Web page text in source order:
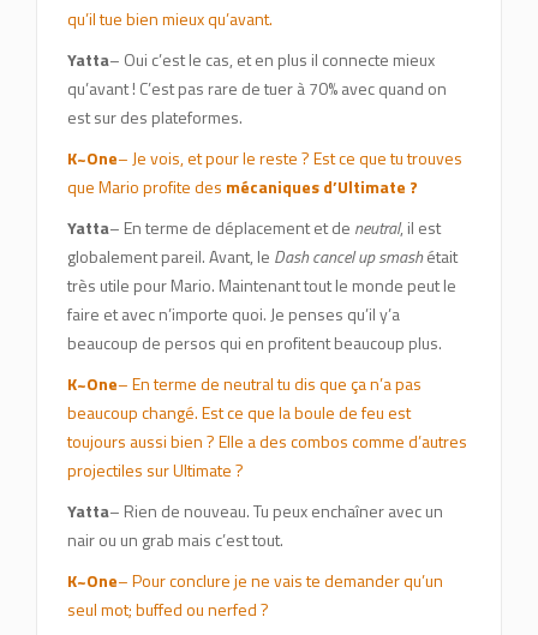
qu’il tue bien mieux qu’avant.
Yatta– Oui c’est le cas, et en plus il connecte mieux
qu’avant ! C’est pas rare de tuer à 70% avec quand on
est sur des plateformes.
K~One– Je vois, et pour le reste ? Est ce que tu trouves
que Mario profite des mécaniques d’Ultimate ?
Yatta– En terme de déplacement et de neutral, il est
globalement pareil. Avant, le Dash cancel up smashétait
très utile pour Mario. Maintenant tout le monde peut le
faire et avec n’importe quoi. Je penses qu’il y’a
beaucoup de persos qui en profitent beaucoup plus.
K~One– En terme de neutral tu dis que ça n’a pas
beaucoup changé. Est ce que la boule de feu est
toujours aussi bien ? Elle a des combos comme d’autres
projectiles sur Ultimate ?
Yatta– Rien de nouveau. Tu peux enchaîner avec un
nair ou un grab mais c’est tout.
K~One– Pour conclure je ne vais te demander qu’un
seul mot; buffed ou nerfed ?